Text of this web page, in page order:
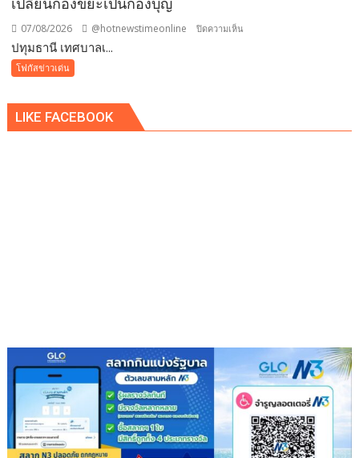
เปลี่ยนกองขยะเป็นกองบุญ
07/08/2026 @hotnewstimeonline ปิดความเห็น
ทอด
ปทุมธานี เทศบาลเ...
โฟกัสข่าวเด่น
LIKE FACEBOOK